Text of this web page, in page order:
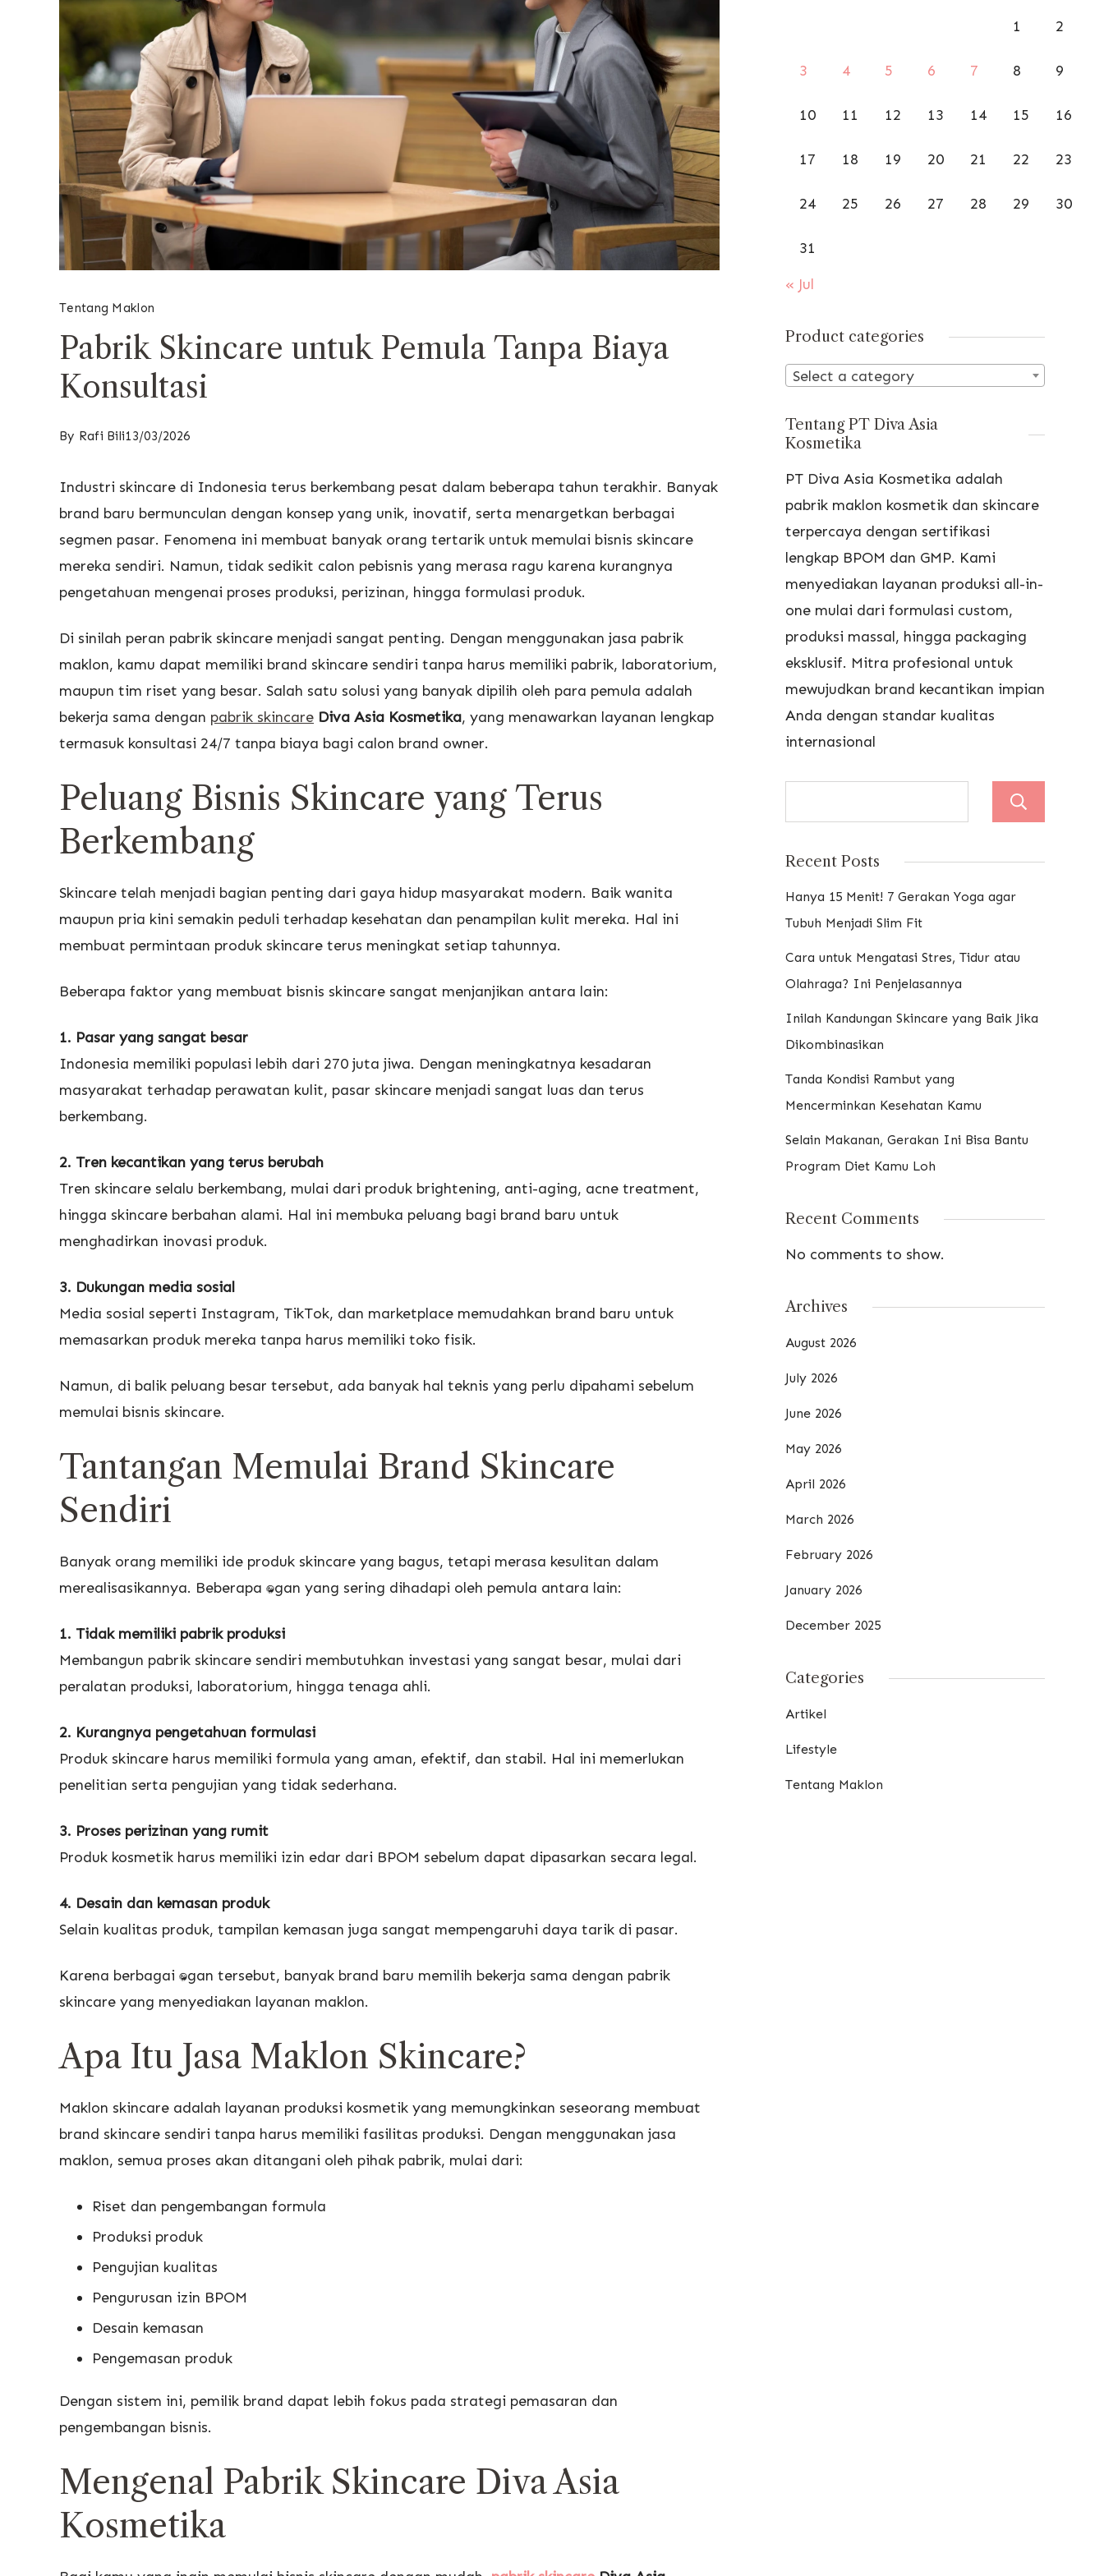
Tentang Maklon
Pabrik Skincare untuk Pemula Tanpa Biaya
Konsultasi
By Rafi Bili13/03/2026
Industri skincare di Indonesia terus berkembang pesat dalam beberapa tahun terakhir. Banyak
brand baru bermunculan dengan konsep yang unik, inovatif, serta menargetkan berbagai
segmen pasar. Fenomena ini membuat banyak orang tertarik untuk memulai bisnis skincare
mereka sendiri. Namun, tidak sedikit calon pebisnis yang merasa ragu karena kurangnya
pengetahuan mengenai proses produksi, perizinan, hingga formulasi produk.
Di sinilah peran pabrik skincare menjadi sangat penting. Dengan menggunakan jasa pabrik
maklon, kamu dapat memiliki brand skincare sendiri tanpa harus memiliki pabrik, laboratorium,
maupun tim riset yang besar. Salah satu solusi yang banyak dipilih oleh para pemula adalah
bekerja sama dengan pabrik skincare Diva Asia Kosmetika, yang menawarkan layanan lengkap
termasuk konsultasi 24/7 tanpa biaya bagi calon brand owner.
Peluang Bisnis Skincare yang Terus
Berkembang
Skincare telah menjadi bagian penting dari gaya hidup masyarakat modern. Baik wanita
maupun pria kini semakin peduli terhadap kesehatan dan penampilan kulit mereka. Hal ini
membuat permintaan produk skincare terus meningkat setiap tahunnya.
Beberapa faktor yang membuat bisnis skincare sangat menjanjikan antara lain:
1. Pasar yang sangat besar
Indonesia memiliki populasi lebih dari 270 juta jiwa. Dengan meningkatnya kesadaran
masyarakat terhadap perawatan kulit, pasar skincare menjadi sangat luas dan terus
berkembang.
2. Tren kecantikan yang terus berubah
Tren skincare selalu berkembang, mulai dari produk brightening, anti-aging, acne treatment,
hingga skincare berbahan alami. Hal ini membuka peluang bagi brand baru untuk
menghadirkan inovasi produk.
3. Dukungan media sosial
Media sosial seperti Instagram, TikTok, dan marketplace memudahkan brand baru untuk
memasarkan produk mereka tanpa harus memiliki toko fisik.
Namun, di balik peluang besar tersebut, ada banyak hal teknis yang perlu dipahami sebelum
memulai bisnis skincare.
Tantangan Memulai Brand Skincare
Sendiri
Banyak orang memiliki ide produk skincare yang bagus, tetapi merasa kesulitan dalam
merealisasikannya. Beberapa tantangan yang sering dihadapi oleh pemula antara lain:
1. Tidak memiliki pabrik produksi
Membangun pabrik skincare sendiri membutuhkan investasi yang sangat besar, mulai dari
peralatan produksi, laboratorium, hingga tenaga ahli.
2. Kurangnya pengetahuan formulasi
Produk skincare harus memiliki formula yang aman, efektif, dan stabil. Hal ini memerlukan
penelitian serta pengujian yang tidak sederhana.
3. Proses perizinan yang rumit
Produk kosmetik harus memiliki izin edar dari BPOM sebelum dapat dipasarkan secara legal.
4. Desain dan kemasan produk
Selain kualitas produk, tampilan kemasan juga sangat mempengaruhi daya tarik di pasar.
Karena berbagai tantangan tersebut, banyak brand baru memilih bekerja sama dengan pabrik
skincare yang menyediakan layanan maklon.
Apa Itu Jasa Maklon Skincare?
Maklon skincare adalah layanan produksi kosmetik yang memungkinkan seseorang membuat
brand skincare sendiri tanpa harus memiliki fasilitas produksi. Dengan menggunakan jasa
maklon, semua proses akan ditangani oleh pihak pabrik, mulai dari:
Riset dan pengembangan formula
Produksi produk
Pengujian kualitas
Pengurusan izin BPOM
Desain kemasan
Pengemasan produk
Dengan sistem ini, pemilik brand dapat lebih fokus pada strategi pemasaran dan
pengembangan bisnis.
Mengenal Pabrik Skincare Diva Asia
Kosmetika
1 2
3 4 5 6 7 8 9
10 11 12 13 14 15 16
17 18 19 20 21 22 23
24 25 26 27 28 29 30
31
« Jul
Product categories
Select a category
Tentang PT Diva Asia
Kosmetika
PT Diva Asia Kosmetika adalah
pabrik maklon kosmetik dan skincare
terpercaya dengan sertifikasi
lengkap BPOM dan GMP. Kami
menyediakan layanan produksi all-in-
one mulai dari formulasi custom,
produksi massal, hingga packaging
eksklusif. Mitra profesional untuk
mewujudkan brand kecantikan impian
Anda dengan standar kualitas
internasional
Recent Posts
Hanya 15 Menit! 7 Gerakan Yoga agar
Tubuh Menjadi Slim Fit
Cara untuk Mengatasi Stres, Tidur atau
Olahraga? Ini Penjelasannya
Inilah Kandungan Skincare yang Baik Jika
Dikombinasikan
Tanda Kondisi Rambut yang
Mencerminkan Kesehatan Kamu
Selain Makanan, Gerakan Ini Bisa Bantu
Program Diet Kamu Loh
Recent Comments
No comments to show.
Archives
August 2026
July 2026
June 2026
May 2026
April 2026
March 2026
February 2026
January 2026
December 2025
Categories
Artikel
Lifestyle
Tentang Maklon